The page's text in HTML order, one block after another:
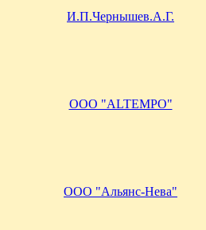
И.П.Чернышев.А.Г.
ООО "ALTEMPO"
ООО "Альянс-Нева"